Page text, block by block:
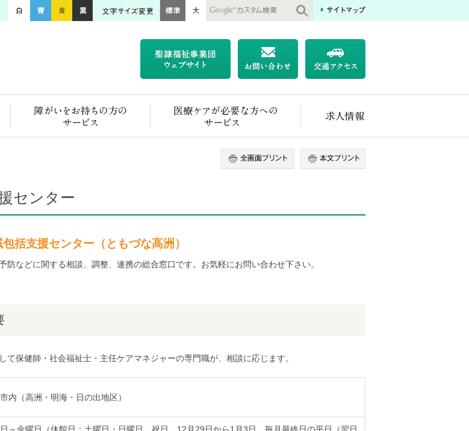
センター
括支援センター（ともづな高洲）
防などに関する相談、調整、連携の総合窓口です。お気軽にお問い合わせ下さい。
て保健師・社会福祉士・主任ケアマネジャーの専門職が、相談に応じます。
内（高洲・明海・日の出地区）